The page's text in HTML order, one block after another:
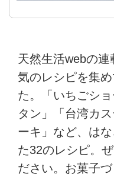
天然生活webの連
気のレシピを集
た。「いちごシ
タン」「台湾カ
ーキ」など、は
た32のレシピ。
ださい。お菓子